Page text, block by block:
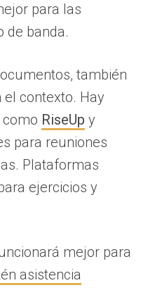
para las
de banda.
también
contexto. Hay
como RiseUp y
para reuniones
Plataformas
ejercicios y
mejor para
asistencia